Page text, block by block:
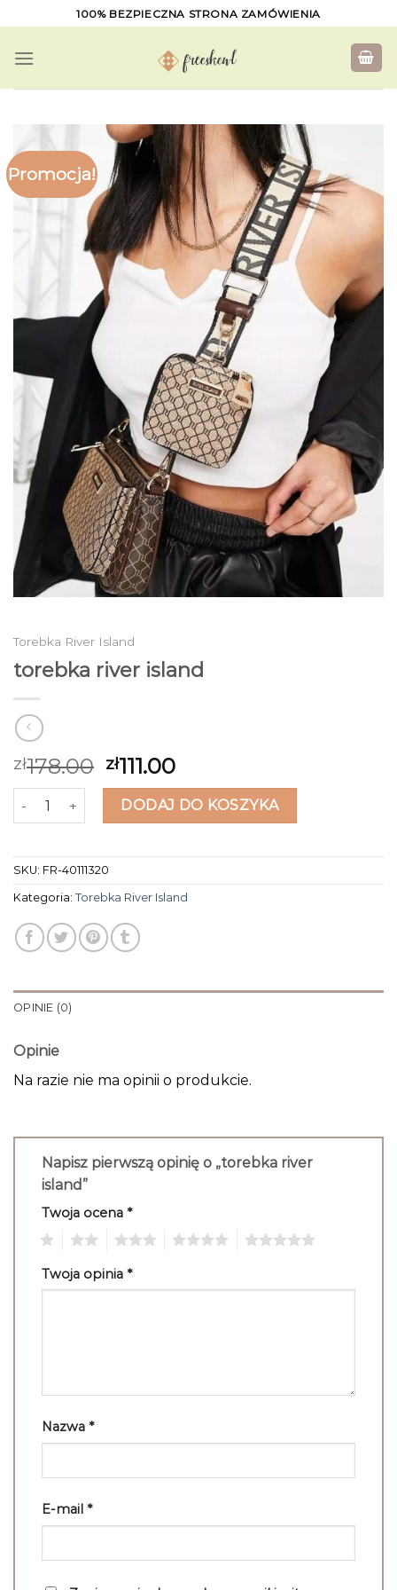
to
content
100% BEZPIECZNA STRONA ZAMÓWIENIA
Promocja!
Torebka River Island
torebka river island
zł178.00 zł111.00
ilość torebka river islandDODAJ DO KOSZYKA
SKU: FR-40111320
Kategoria: Torebka River Island
OPINIE (0)
Opinie
Na razie nie ma opinii o produkcie.
Napisz pierwszą opinię o „torebka river
island”
Twoja ocena *
Twoja opinia *
Nazwa *
E-mail *